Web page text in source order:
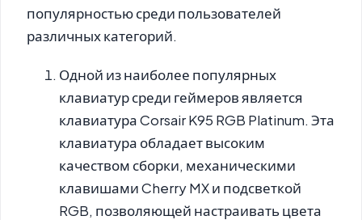
популярностью среди пользователей
различных категорий.
Одной из наиболее популярных
клавиатур среди геймеров является
клавиатура Corsair K95 RGB Platinum. Эта
клавиатура обладает высоким
качеством сборки, механическими
клавишами Cherry MX и подсветкой
RGB, позволяющей настраивать цвета